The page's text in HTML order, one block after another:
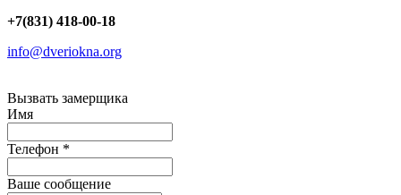
+7(831) 418-00-18
info@dveriokna.org
Вызвать замерщика
Имя
Телефон *
Ваше сообщение